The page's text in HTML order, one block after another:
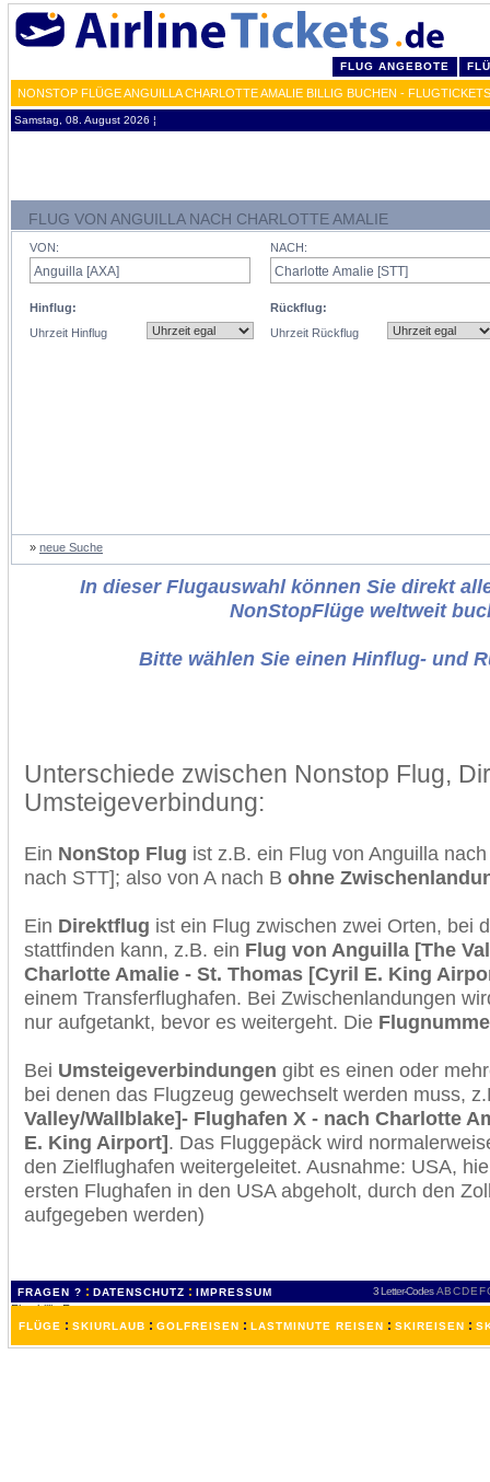
FLUG ANGEBOTE
NONSTOP FLÜGE ANGUILLA CHARLOTTE AMALIE BILLIG BUCHEN -
Samstag, 08. August 2026 ¦
FLUG VON ANGUILLA NACH CHARLOTTE AMALIE
VON:
Hinflug:
Uhrzeit Hinflug
NACH:
Rückflug:
Uhrzeit Rückflug
» neue Suche
In dieser Flugauswahl können Sie direkt
NonStopFlüge weltweit
Bitte wählen Sie einen Hinflug- und
Unterschiede zwischen Nonstop Flug,
Umsteigeverbindung:
Ein NonStop Flug ist z.B. ein Flug von Anguilla
nach STT]; also von A nach B ohne
Ein Direktflug ist ein Flug zwischen zwei Orten, bei
stattfinden kann, z.B. ein Flug von Anguilla [The
Charlotte Amalie - St. Thomas [Cyril E. King
einem Transferflughafen. Bei Zwischenlandungen
nur aufgetankt, bevor es weitergeht. Die
Bei Umsteigeverbindungen gibt es einen oder
bei denen das Flugzeug gewechselt werden muss,
Valley/Wallblake]- Flughafen X - nach Charlotte
E. King Airport]. Das Fluggepäck wird
den Zielflughafen weitergeleitet. Ausnahme: USA,
ersten Flughafen in den USA abgeholt, durch den
aufgegeben werden)
FRAGEN ? : DATENSCHUTZ : IMPRESSUM 3 Letter-Codes ABCDEF
FLÜGE : SKIURLAUB : GOLFREISEN : LASTMINUTE REISEN : SKIREISEN :